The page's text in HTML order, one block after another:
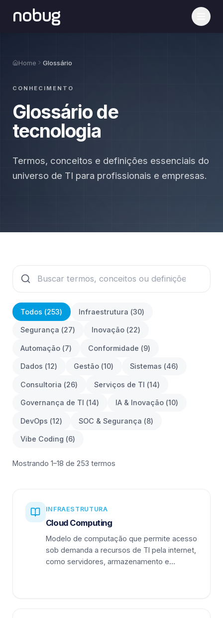
nobug
Home Glossário
CONHECIMENTO
Glossário de
tecnologia
Termos, conceitos e definições essenciais do
universo de TI para profissionais e empresas.
Todos (253) Infraestrutura (30)
Segurança (27) Inovação (22)
Automação (7) Conformidade (9)
Dados (12) Gestão (10) Sistemas (46)
Consultoria (26) Serviços de TI (14)
Governança de TI (14) IA & Inovação (10)
DevOps (12) SOC & Segurança (8)
Vibe Coding (6)
Mostrando 1–18 de 253 termos
INFRAESTRUTURA
Cloud Computing
Modelo de computação que permite acesso
sob demanda a recursos de TI pela internet,
como servidores, armazenamento e